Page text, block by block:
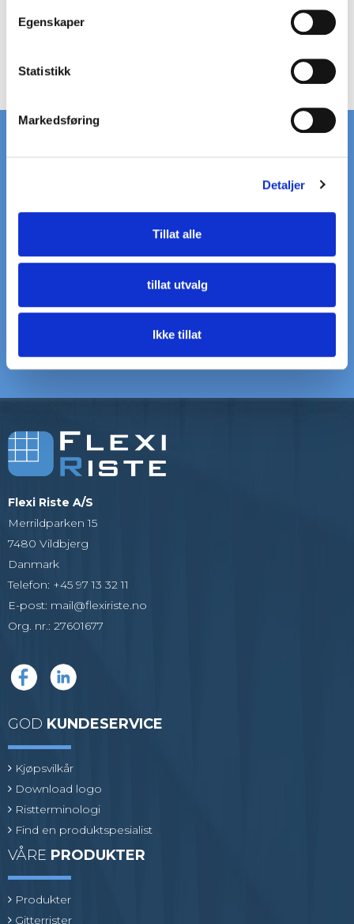
v
Egenskaper
Statistikk
Markedsføring
Detaljer
Tillat alle
tillat utvalg
Ikke tillat
STORT LAGER
LEVERING VI HJELPER DEG
20+ ÅRS ERFARING
gitter
Flexi Riste A/S
Merrildparken 15
7480 Vildbjerg
Danmark
Telefon: +45 97 13 32 11
E-post: mail@flexiriste.no
Org. nr.: 27601677
GOD KUNDESERVICE
Kjøpsvilkår
Download logo
Ristterminologi
Find en produktspesialist
VÅRE PRODUKTER
Produkter
Gitterrister